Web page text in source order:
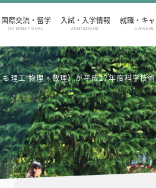
国際交流・留学
INTERNATIONAL
入試・入学情報
ADMISSIONS
就職・キ
CAREERS
理工 物理・数理）が平成27年度科学技